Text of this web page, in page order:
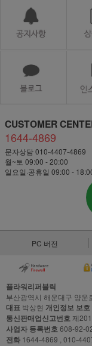
CUSTOMER
1644-4869
문자상담 010-4407-4869
월~토 09:00 - 20:00
일요일·공휴일 09:00 -
PC 버전
플라워리퍼블릭
부산광역시 해운대구 양운
대표 박상현 개인정보 보
통신판매업신고번호제
사업자 등록번호608-92-
전화 1644-4869 , 010-